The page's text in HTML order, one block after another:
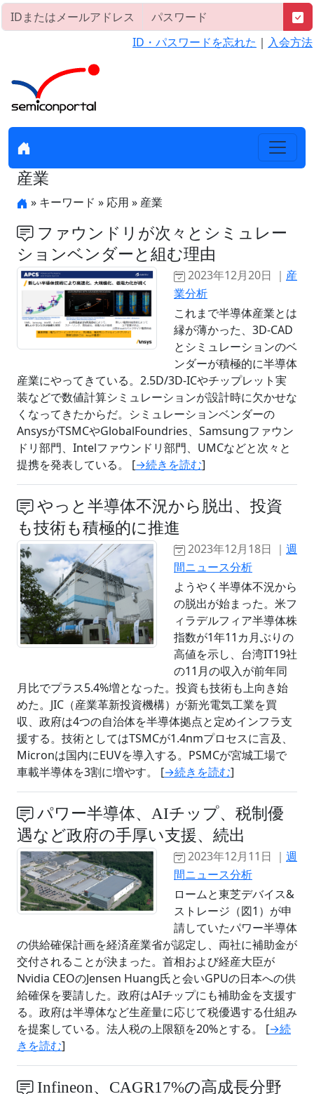
ID・パスワードを忘れた ｜ 入会方法
産業
» キーワード » 応用 » 産業
ファウンドリが次々とシミュレー
ションベンダーと組む理由
2023年12月20日 ｜ 産
業分析
これまで半導体産業とは
縁が薄かった、3D-CAD
とシミュレーションのベ
ンダーが積極的に半導体
産業にやってきている。2.5D/3D-ICやチップレット実
装などで数値計算シミュレーションが設計時に欠かせな
くなってきたからだ。シミュレーションベンダーの
AnsysがTSMCやGlobalFoundries、Samsungファウン
ドリ部門、Intelファウンドリ部門、UMCなどと次々と
提携を発表している。 [→続きを読む]
やっと半導体不況から脱出、投資
も技術も積極的に推進
2023年12月18日 ｜ 週
間ニュース分析
ようやく半導体不況から
の脱出が始まった。米フ
ィラデルフィア半導体株
指数が1年11カ月ぶりの
高値を示し、台湾IT19社
の11月の収入が前年同
月比でプラス5.4%増となった。投資も技術も上向き始
めた。JIC（産業革新投資機構）が新光電気工業を買
収、政府は4つの自治体を半導体拠点と定めインフラ支
援する。技術としてはTSMCが1.4nmプロセスに言及、
Micronは国内にEUVを導入する。PSMCが宮城工場で
車載半導体を3割に増やす。 [→続きを読む]
パワー半導体、AIチップ、税制優
遇など政府の手厚い支援、続出
2023年12月11日 ｜ 週
間ニュース分析
ロームと東芝デバイス&
ストレージ（図1）が申
請していたパワー半導体
の供給確保計画を経済産業省が認定し、両社に補助金が
交付されることが決まった。首相および経産大臣が
Nvidia CEOのJensen Huang氏と会いGPUの日本への供
給確保を要請した。政府はAIチップにも補助金を支援す
る。政府は半導体など生産量に応じて税優遇する仕組み
を提案している。法人税の上限額を20%とする。 [→続
きを読む]
Infineon、CAGR17%の高成長分野